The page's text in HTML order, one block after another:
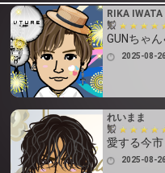
RIKA IWATA
GUNちゃ
2025-08-
れいまま
愛する今
2025-08-